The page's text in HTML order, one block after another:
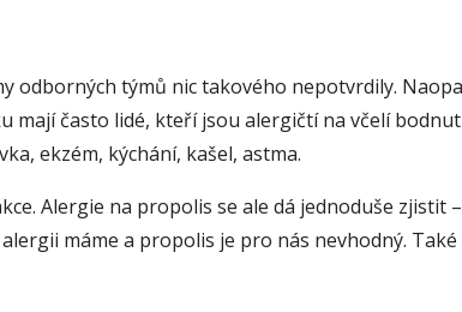
odborných týmů nic takového nepotvrdily.
mají často lidé, kteří jsou alergičtí na včelí
ekzém, kýchání, kašel, astma.
Alergie na propolis se ale dá jednoduše
máme a propolis je pro nás nevhodný.